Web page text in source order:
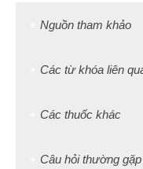
Nguồn tham khảo
Các từ khóa liên
Các thuốc khác
Câu hỏi thường gặp